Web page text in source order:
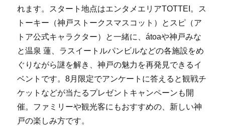
れます。スタート地点はエンタメエリアTOTTEI。ス
トーキー（神戸ストークスマスコット）とスピ（ア
トア公式キャラクター）と一緒に、átoaや神戸みな
と温泉 蓮、ラスイートルパンビルなどの各施設をめ
ぐりながら謎を解き、神戸の魅力を再発見できるイ
ベントです。8月限定でアンケートに答えると観戦チ
ケットなどが当たるプレゼントキャンペーンも開
催。ファミリーや観光客にもおすすめの、新しい神
戸の楽しみ方です。